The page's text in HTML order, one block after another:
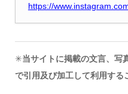
https://
✳︎当サイトに掲載の文言、写
で引用及び加工して利用する